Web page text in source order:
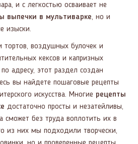
и с легкостью осваивает не
выпечки в мультиварке, но и
изыски.
тортов, воздушных булочек и
кексов и капризных
адресу, этот раздел создан
вы найдете пошаговые рецепты
искусства. Многие рецепты
достаточно просты и незатейливы,
сможет без труда воплотить их в
из них мы подходили творчески,